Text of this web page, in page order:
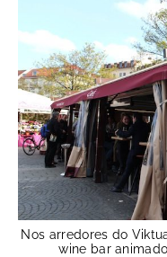
Nos arredores do
wine bar